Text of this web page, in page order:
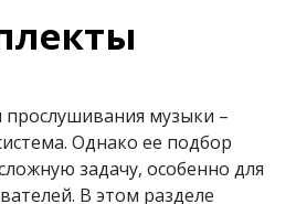
музыки –
Однако ее подбор
задачу, особенно для
В этом разделе